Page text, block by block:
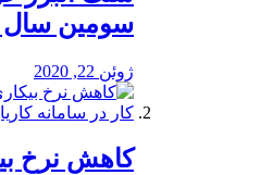
سومین
ژوئن 22, 2020